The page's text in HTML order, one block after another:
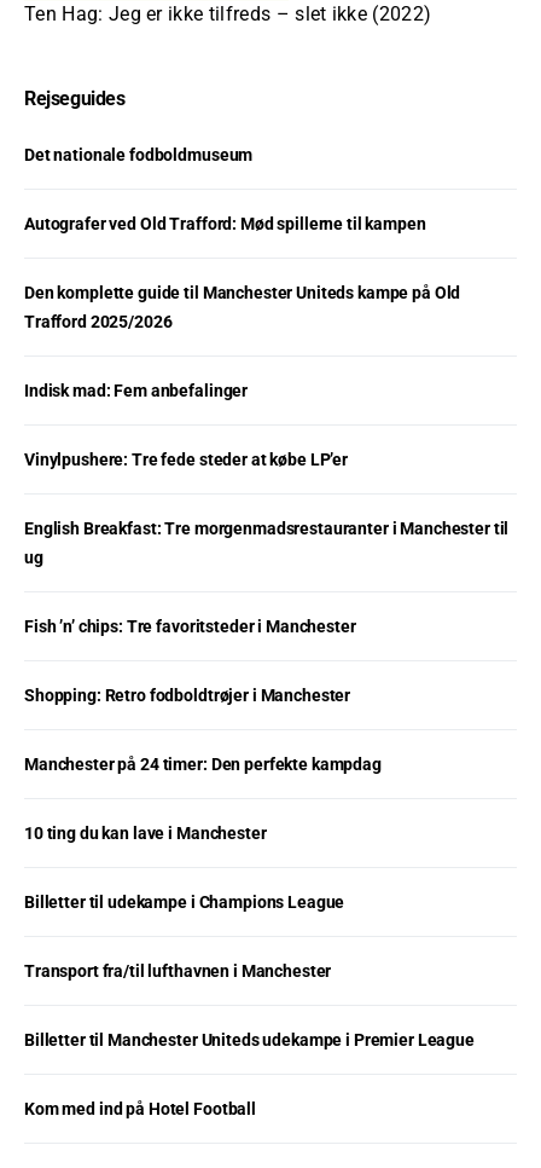
Ten Hag: Jeg er ikke tilfreds – slet ikke (2022)
Rejseguides
Det nationale fodboldmuseum
Autografer ved Old Trafford: Mød spillerne til kampen
Den komplette guide til Manchester Uniteds kampe på Old
Trafford 2025/2026
Indisk mad: Fem anbefalinger
Vinylpushere: Tre fede steder at købe LP’er
English Breakfast: Tre morgenmadsrestauranter i Manchester til
ug
Fish ’n’ chips: Tre favoritsteder i Manchester
Shopping: Retro fodboldtrøjer i Manchester
Manchester på 24 timer: Den perfekte kampdag
10 ting du kan lave i Manchester
Billetter til udekampe i Champions League
Transport fra/til lufthavnen i Manchester
Billetter til Manchester Uniteds udekampe i Premier League
Kom med ind på Hotel Football